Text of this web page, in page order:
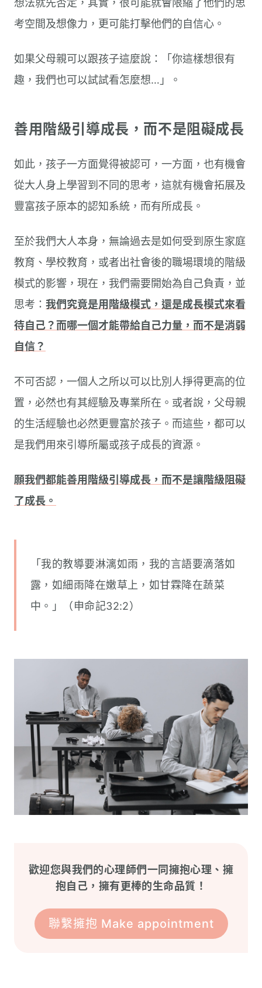
想法就先否定，其實，很可能就會限縮了他們的思
考空間及想像力，更可能打擊他們的自信心。
如果父母親可以跟孩子這麼說：「你這樣想很有
趣，我們也可以試試看怎麼想…」。
善用階級引導成長，而不是阻礙成長
如此，孩子一方面覺得被認可，一方面，也有機會
從大人身上學習到不同的思考，這就有機會拓展及
豐富孩子原本的認知系統，而有所成長。
至於我們大人本身，無論過去是如何受到原生家庭
教育、學校教育，或者出社會後的職場環境的階級
模式的影響，現在，我們需要開始為自己負責，並
思考： 我們究竟是用階級模式，還是成長模式來看
待自己？而哪一個才能帶給自己力量，而不是消弱
自信？
不可否認，一個人之所以可以比別人掙得更高的位
置，必然也有其經驗及專業所在。或者說，父母親
的生活經驗也必然更豐富於孩子。而這些，都可以
是我們用來引導所屬或孩子成長的資源。
願我們都能善用階級引導成長，而不是讓階級阻礙
了成長。
「我的教導要淋漓如雨，我的言語要滴落如
露，如細雨降在嫩草上，如甘霖降在蔬菜
中。」（申命記32:2）
歡迎您與我們的心理師們一同擁抱心理、擁
抱自己，擁有更棒的生命品質！
聯繫擁抱 Make appointment